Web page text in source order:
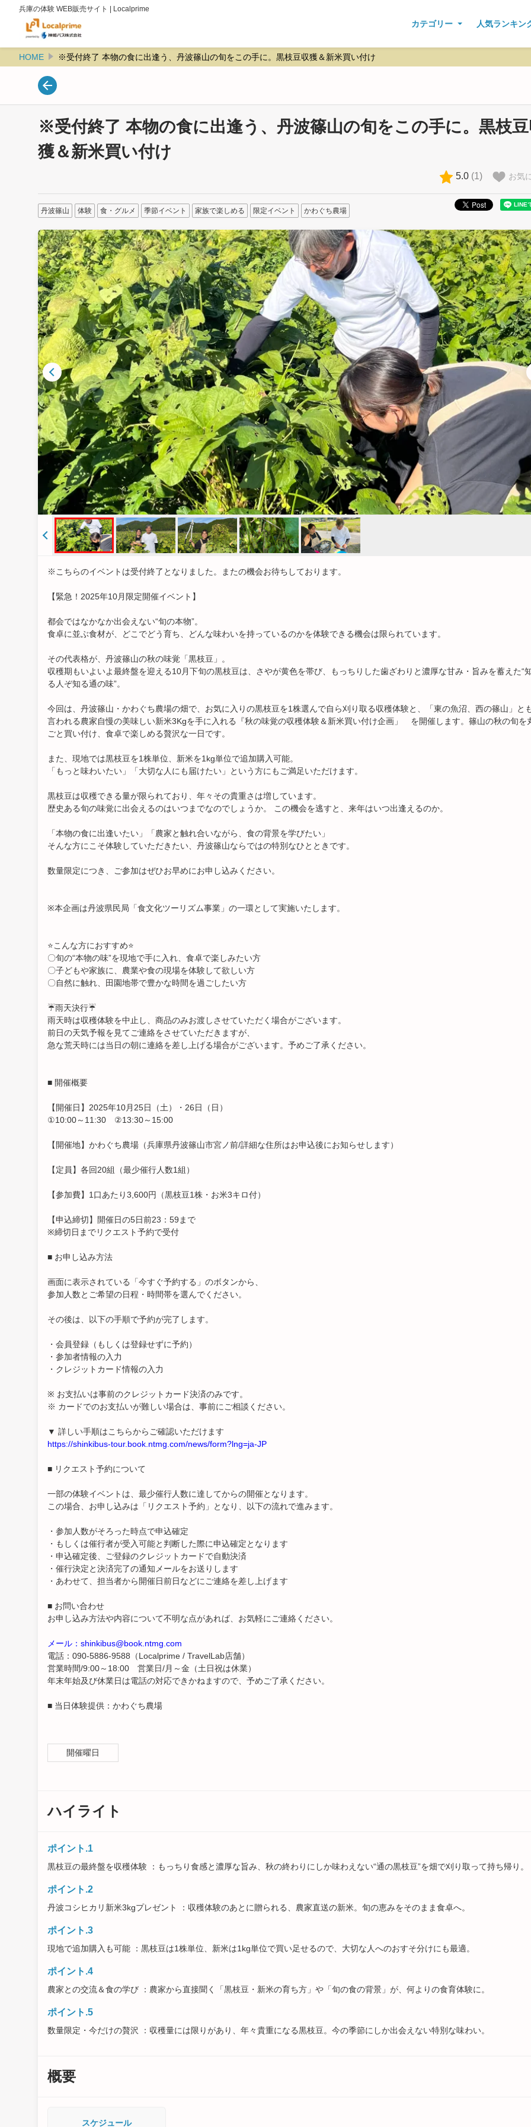
兵庫の体験 WEB販売サイト | Localprime
カテゴリー 人気ランキン
HOME ※受付終了 本物の食に出逢う、丹波篠山の旬をこの手に。黒枝豆収獲＆新米買い付け
※受付終了 本物の食に出逢う、丹波篠山の旬をこの手に。黒枝豆
獲＆新米買い付け
5.0 (1 ) お気
丹波篠山 体験 食・グルメ 季節イベント 家族で楽しめる 限定イベント かわぐち農場
※こちらのイベントは受付終了となりました。またの機会お待ちしております。
【緊急！2025年10月限定開催イベント】
都会ではなかなか出会えない“旬の本物”。
食卓に並ぶ食材が、どこでどう育ち、どんな味わいを持っているのかを体験できる機会は限られています。
その代表格が、丹波篠山の秋の味覚「黒枝豆」。
収穫期もいよいよ最終盤を迎える10月下旬の黒枝豆は、さやが黄色を帯び、もっちりした歯ざわりと濃厚な甘み・旨みを蓄えた“
る人ぞ知る通の味”。
今回は、丹波篠山・かわぐち農場の畑で、お気に入りの黒枝豆を1株選んで自ら刈り取る収穫体験と、「東の魚沼、西の篠山」と
言われる農家自慢の美味しい新米3Kgを手に入れる『秋の味覚の収穫体験＆新米買い付け企画」 を開催します。篠山の秋の旬を
ごと買い付け、食卓で楽しめる贅沢な一日です。
また、現地では黒枝豆を1株単位、新米を1kg単位で追加購入可能。
「もっと味わいたい」「大切な人にも届けたい」という方にもご満足いただけます。
黒枝豆は収穫できる量が限られており、年々その貴重さは増しています。
歴史ある旬の味覚に出会えるのはいつまでなのでしょうか。 この機会を逃すと、来年はいつ出逢えるのか。
「本物の食に出逢いたい」「農家と触れ合いながら、食の背景を学びたい」
そんな方にこそ体験していただきたい、丹波篠山ならではの特別なひとときです。
数量限定につき、ご参加はぜひお早めにお申し込みください。
※本企画は丹波県民局「食文化ツーリズム事業」の一環として実施いたします。
⭐こんな方におすすめ⭐
〇旬の“本物の味”を現地で手に入れ、食卓で楽しみたい方
〇子どもや家族に、農業や食の現場を体験して欲しい方
〇自然に触れ、田園地帯で豊かな時間を過ごしたい方
☔雨天決行☔
雨天時は収穫体験を中止し、商品のみお渡しさせていただく場合がございます。
前日の天気予報を見てご連絡をさせていただきますが、
急な荒天時には当日の朝に連絡を差し上げる場合がございます。予めご了承ください。
■ 開催概要
【開催日】2025年10月25日（土）・26日（日）
①10:00～11:30 ②13:30～15:00
【開催地】かわぐち農場（兵庫県丹波篠山市宮ノ前/詳細な住所はお申込後にお知らせします）
【定員】各回20組（最少催行人数1組）
【参加費】1口あたり3,600円（黒枝豆1株・お米3キロ付）
【申込締切】開催日の5日前23：59まで
※締切日までリクエスト予約で受付
■ お申し込み方法
画面に表示されている「今すぐ予約する」のボタンから、
参加人数とご希望の日程・時間帯を選んでください。
その後は、以下の手順で予約が完了します。
・会員登録（もしくは登録せずに予約）
・参加者情報の入力
・クレジットカード情報の入力
※ お支払いは事前のクレジットカード決済のみです。
※ カードでのお支払いが難しい場合は、事前にご相談ください。
▼ 詳しい手順はこちらからご確認いただけます
https://shinkibus-tour.book.ntmg.com/news/form?lng=ja-JP
■ リクエスト予約について
一部の体験イベントは、最少催行人数に達してからの開催となります。
この場合、お申し込みは「リクエスト予約」となり、以下の流れで進みます。
・参加人数がそろった時点で申込確定
・もしくは催行者が受入可能と判断した際に申込確定となります
・申込確定後、ご登録のクレジットカードで自動決済
・催行決定と決済完了の通知メールをお送りします
・あわせて、担当者から開催日前日などにご連絡を差し上げます
■ お問い合わせ
お申し込み方法や内容について不明な点があれば、お気軽にご連絡ください。
メール：shinkibus@book.ntmg.com
電話：090-5886-9588（Localprime / TravelLab店舗）
営業時間/9:00～18:00 営業日/月～金（土日祝は休業）
年末年始及び休業日は電話の対応できかねますので、予めご了承ください。
■ 当日体験提供：かわぐち農場
開催曜日
ハイライト
ポイント.1
黒枝豆の最終盤を収穫体験 ：もっちり食感と濃厚な旨み、秋の終わりにしか味わえない“通の黒枝豆”を畑で刈り取って持ち帰り。
ポイント.2
丹波コシヒカリ新米3kgプレゼント ：収穫体験のあとに贈られる、農家直送の新米。旬の恵みをそのまま食卓へ。
ポイント.3
現地で追加購入も可能 ：黒枝豆は1株単位、新米は1kg単位で買い足せるので、大切な人へのおすそ分けにも最適。
ポイント.4
農家との交流＆食の学び ：農家から直接聞く「黒枝豆・新米の育ち方」や「旬の食の背景」が、何よりの食育体験に。
ポイント.5
数量限定・今だけの贅沢 ：収穫量には限りがあり、年々貴重になる黒枝豆。今の季節にしか出会えない特別な味わい。
概要
スケジュール